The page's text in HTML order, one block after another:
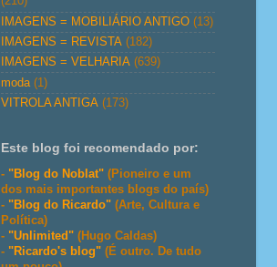
IMAGENS = MOBILIÁRIO ANTIGO (13)
IMAGENS = REVISTA (182)
IMAGENS = VELHARIA (639)
moda (1)
VITROLA ANTIGA (173)
Este blog foi recomendado por:
- "Blog do Noblat" (Pioneiro e um
dos mais importantes blogs do país)
- "Blog do Ricardo" (Arte, Cultura e
Política)
- "Unlimited" (Hugo Caldas)
- "Ricardo's blog" (É outro. De tudo